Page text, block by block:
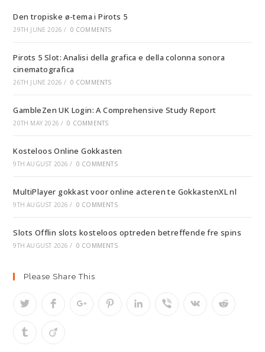
Den tropiske ø-tema i Pirots 5
29TH JUNE 2026 / 0 COMMENTS
Pirots 5 Slot: Analisi della grafica e della colonna sonora
cinematografica
26TH JUNE 2026 / 0 COMMENTS
GambleZen UK Login: A Comprehensive Study Report
20TH MAY 2026 / 0 COMMENTS
Kosteloos Online Gokkasten
9TH AUGUST 2026 / 0 COMMENTS
MultiPlayer gokkast voor online acteren te GokkastenXL nl
9TH AUGUST 2026 / 0 COMMENTS
Slots Offlin slots kosteloos optreden betreffende fre spins
9TH AUGUST 2026 / 0 COMMENTS
Please Share This